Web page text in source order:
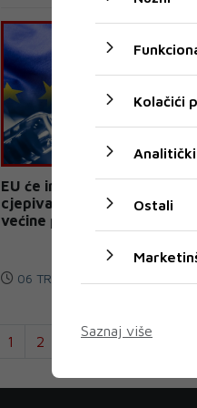
EU će imati dovoljno
cjepiva za imunizaciju
većine populacije do kraja
06 TRA 2021
1 2 1905 1906
Kolačići
Analitički
Ostali
Saznaj više